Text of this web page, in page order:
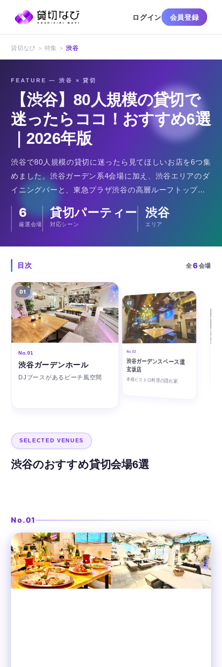
ログイン 会員登録
貸切なび ＞ 特集 ＞渋谷
FEATURE — 渋谷 × 貸切
【渋谷】80人規模の貸切で
迷ったらココ！おすすめ6選
｜2026年版
渋谷で80人規模の貸切に迷ったら見てほしいお店を6つ集
めました。渋谷ガーデン系4会場に加え、渋谷エリアのダ
イニングバーと、東急プラザ渋谷の高層ルーフトップで
6
厳選会場
貸切パーティー
対応シーン
渋谷
エリア
目次 全6会場
01
No.01
渋谷ガーデンホール
DJブースがあるビーチ風空間
02
No.02
渋谷ガーデンスペース道
玄坂店
本格ビストロ料理の隠れ家
SELECTED VENUES
渋谷のおすすめ貸切会場6選
No.01
渋谷 貸切パーティースペース
渋谷ガーデンホール